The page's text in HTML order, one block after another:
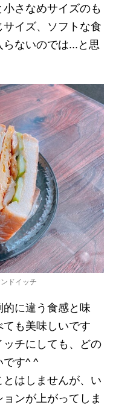
さなめサイズのも
イズ、ソフトな食
ないのでは...と思
ドイッチ
に違う食感と味
も美味しいです
ッチにしても、どの
です^ ^
はしませんが、い
ンが上がってしま